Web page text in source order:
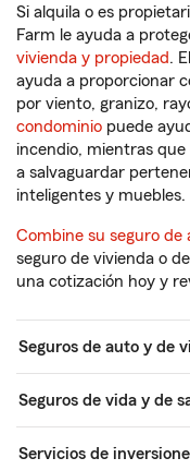
Si alquila o es
Farm le ayuda a
vivienda y propiedad.
ayuda a proporcionar
por viento, granizo,
condominio puede
incendio, mientras que
a salvaguardar
inteligentes y muebles.
Combine su seguro de
seguro de vivienda o
una cotización hoy y
Seguros de auto y de
Seguros de vida y de
Servicios de